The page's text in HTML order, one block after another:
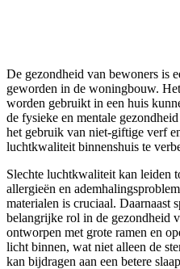
De gezondheid van bewoners is
geworden in de woningbouw.
worden gebruikt in een huis
de fysieke en mentale
het gebruik van niet-giftige verf
luchtkwaliteit binnenshuis te
Slechte luchtkwaliteit kan leiden
allergieën en
materialen is cruciaal. Daarnaast
belangrijke rol in de gezondheid
ontworpen met grote ramen en
licht binnen, wat niet alleen de
kan bijdragen aan een betere